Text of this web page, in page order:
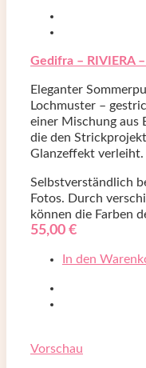
Gedifra – RIVIERA
Eleganter
Lochmuster –
einer Mischung aus
die den
Glanzeffekt verleiht.
Selbstverständlich
Fotos. Durch
können die Farben
55,00 €
In den
Vorschau